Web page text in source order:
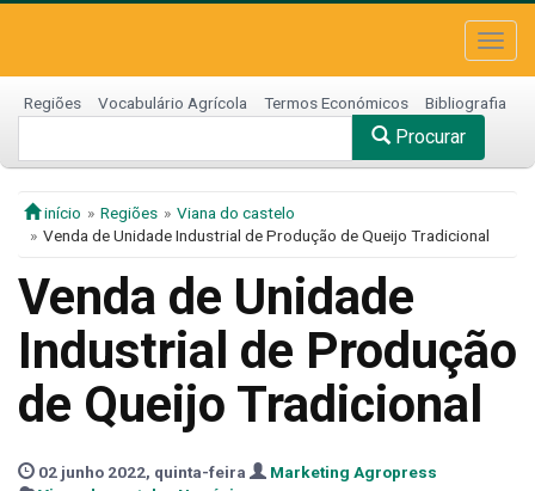
Regiões Vocabulário Agrícola Termos Económicos Bibliografia
Procurar
início Regiões
Viana do castelo
Venda de Unidade Industrial de Produção de Queijo Tradicional
Venda de Unidade
Industrial de Produção
de Queijo Tradicional
02 junho 2022, quinta-feira
Marketing Agropress